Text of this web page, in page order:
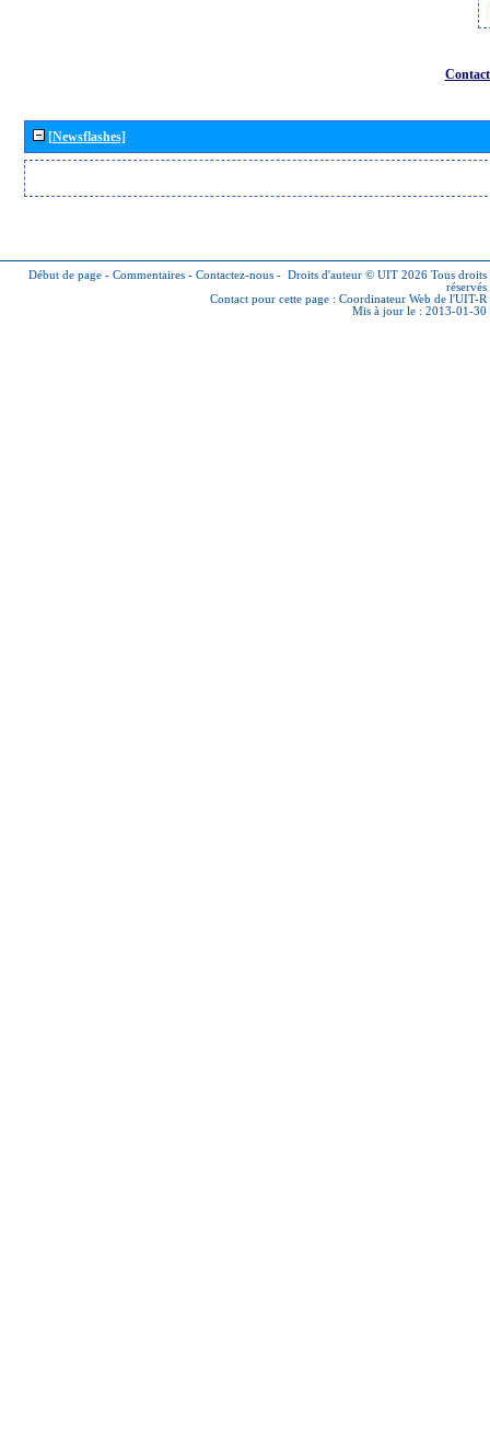
[Newsflashes]
Début de page - Commentaires - Contactez-nous - Droits d'auteur © UIT 2026 Tous droits
réservés
Contact pour cette page : Coordinateur Web de l'UIT-R
Mis à jour le : 2013-01-30